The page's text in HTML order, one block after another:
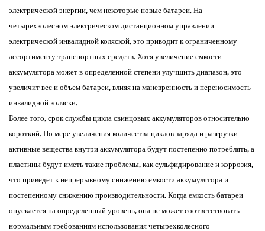
электрической энергии, чем некоторые новые батареи. На
четырехколесном электрическом дистанционном управлении
электрической инвалидной коляской, это приводит к ограниченному
ассортименту транспортных средств. Хотя увеличение емкости
аккумулятора может в определенной степени улучшить диапазон, это
увеличит вес и объем батареи, влияя на маневренность и переносимость
инвалидной коляски. ​
Более того, срок службы цикла свинцовых аккумуляторов относительно
короткий. По мере увеличения количества циклов заряда и разгрузки
активные вещества внутри аккумулятора будут постепенно потреблять, а
пластины будут иметь такие проблемы, как сульфидирование и коррозия,
что приведет к непрерывному снижению емкости аккумулятора и
постепенному снижению производительности. Когда емкость батареи
опускается на определенный уровень, она не может соответствовать
нормальным требованиям использования четырехколесного